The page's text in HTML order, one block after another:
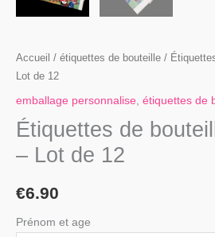
Accueil / étiquettes de bouteille /
Lot de 12
emballage personnalise, étiquettes de
Étiquettes de
– Lot de 12
€6.90
Prénom et age